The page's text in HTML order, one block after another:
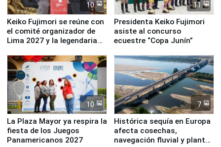
10
Keiko Fujimori se reúne con
el comité organizador de
Lima 2027 y la legendaria
11
Presidenta Keiko Fujimori
asiste al concurso
ecuestre “Copa Junín”
10
La Plaza Mayor ya respira la
fiesta de los Juegos
Panamericanos 2027
7
Histórica sequía en Europa
afecta cosechas,
navegación fluvial y plantas